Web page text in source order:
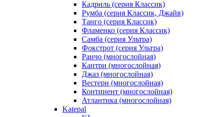
Кадриль (серия Классик)
Румба (серия Классик, Джайв)
Танго (серия Классик)
Фламенко (серия Классик)
Самба (серия Ультра)
Фокстрот (серия Ультра)
Ранчо (многослойная)
Кантри (многослойная)
Джаз (многослойная)
Вестерн (многослойная)
Континент (многослойная)
Атлантика (многослойная)
Katepal